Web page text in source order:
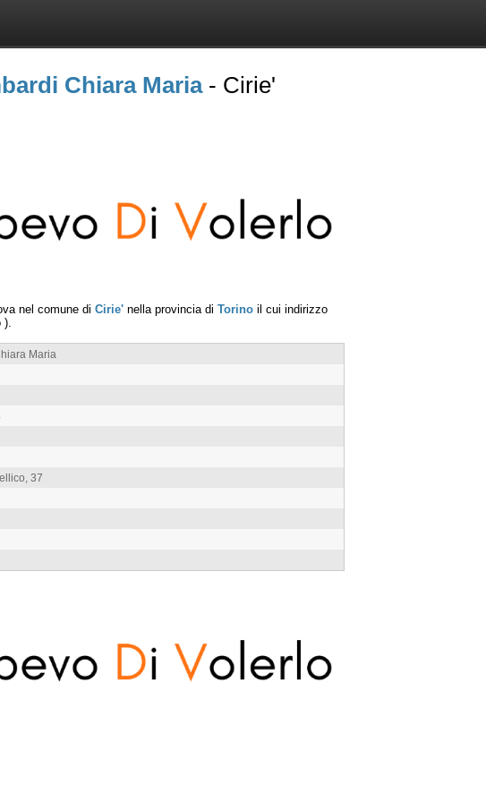
Chiara Maria- Cirie'
nel comune di Cirie' nella provincia di Torino il cui indirizzo
).
Maria
37